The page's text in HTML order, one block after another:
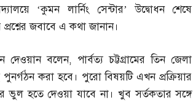
‘কুমন লার্নিং সেন্টার’ উদ্বোধন শেষে
প্রশ্নের জবাবে এ কথা জানান।
দেওয়ান বলেন, পার্বত্য চট্টগ্রামের তিন জেলা
পুনর্গঠন করা হবে। পুরো বিষয়টি এখন প্রক্রিয়ার
ভুল হতে দেওয়া যাবে না। খুব সর্তকতার সঙ্গে